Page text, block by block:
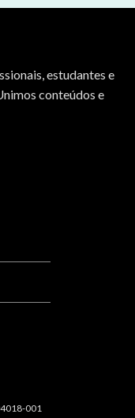
estudantes e
conteúdos e
001